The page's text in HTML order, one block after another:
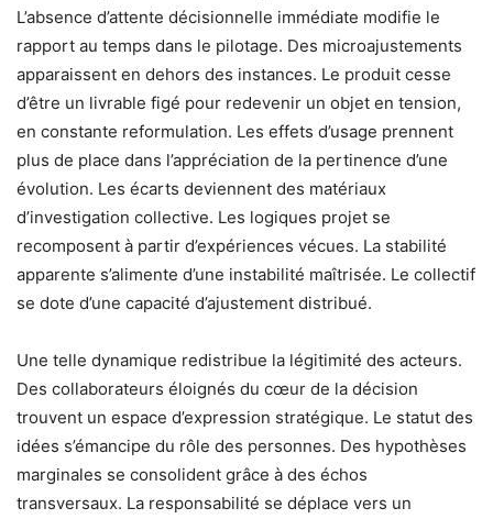
L’absence d’attente décisionnelle immédiate modifie le
rapport au temps dans le pilotage. Des microajustements
apparaissent en dehors des instances. Le produit cesse
d’être un livrable figé pour redevenir un objet en tension,
en constante reformulation. Les effets d’usage prennent
plus de place dans l’appréciation de la pertinence d’une
évolution. Les écarts deviennent des matériaux
d’investigation collective. Les logiques projet se
recomposent à partir d’expériences vécues. La stabilité
apparente s’alimente d’une instabilité maîtrisée. Le collectif
se dote d’une capacité d’ajustement distribué.
Une telle dynamique redistribue la légitimité des acteurs.
Des collaborateurs éloignés du cœur de la décision
trouvent un espace d’expression stratégique. Le statut des
idées s’émancipe du rôle des personnes. Des hypothèses
marginales se consolident grâce à des échos
transversaux. La responsabilité se déplace vers un